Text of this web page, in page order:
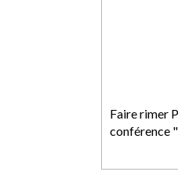
Faire rimer
conférence